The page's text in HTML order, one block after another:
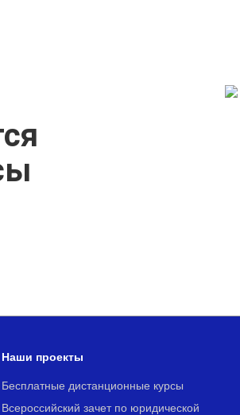
Наши проекты
Бесплатные дистанционные курсы
Всероссийский зачет по юридической